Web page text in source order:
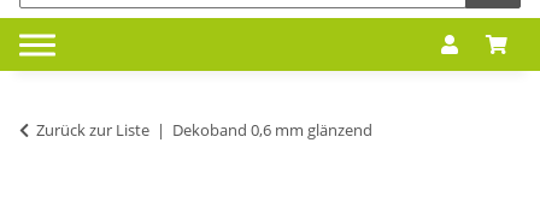
Zurück zur Liste Dekoband 0,6 mm glänzend